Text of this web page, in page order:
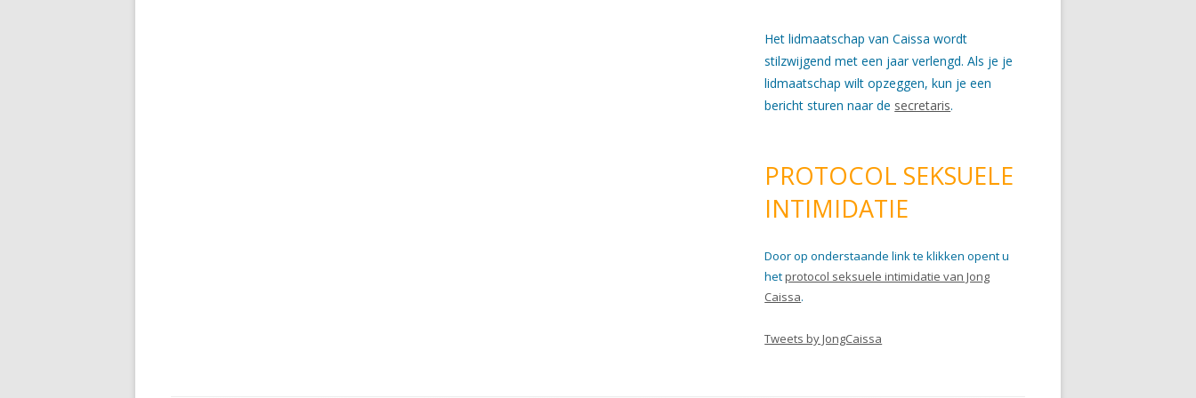
Het lidmaatschap van Caissa wordt
stilzwijgend met een jaar verlengd. Als je je
lidmaatschap wilt opzeggen, kun je een
bericht sturen naar de secretaris.
PROTOCOL SEKSUELE
INTIMIDATIE
Door op onderstaande link te klikken opent u
hetprotocol seksuele intimidatie van Jong
Caissa.
Tweets by JongCaissa